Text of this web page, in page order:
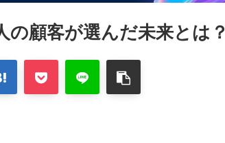
の顧客が選んだ未来とは？